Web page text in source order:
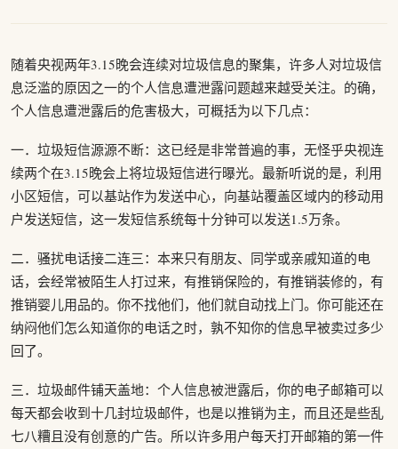
随着央视两年3.15晚会连续对垃圾信息的聚集，许多人对垃圾信
息泛滥的原因之一的个人信息遭泄露问题越来越受关注。的确，
个人信息遭泄露后的危害极大，可概括为以下几点：
一．垃圾短信源源不断：这已经是非常普遍的事，无怪乎央视连
续两个在3.15晚会上将垃圾短信进行曝光。最新听说的是，利用
小区短信，可以基站作为发送中心，向基站覆盖区域内的移动用
户发送短信，这一发短信系统每十分钟可以发送1.5万条。
二．骚扰电话接二连三：本来只有朋友、同学或亲戚知道的电
话，会经常被陌生人打过来，有推销保险的，有推销装修的，有
推销婴儿用品的。你不找他们，他们就自动找上门。你可能还在
纳闷他们怎么知道你的电话之时，孰不知你的信息早被卖过多少
回了。
三．垃圾邮件铺天盖地：个人信息被泄露后，你的电子邮箱可以
每天都会收到十几封垃圾邮件，也是以推销为主，而且还是些乱
七八糟且没有创意的广告。所以许多用户每天打开邮箱的第一件